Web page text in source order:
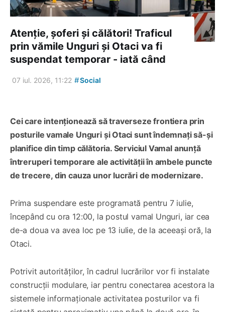
Atenție, șoferi și călători! Traficul
prin vămile Unguri și Otaci va fi
suspendat temporar - iată când
07 iul. 2026, 11:22 #Social
Cei care intenționează să traverseze frontiera prin
posturile vamale Unguri și Otaci sunt îndemnați să-și
planifice din timp călătoria. Serviciul Vamal anunță
întreruperi temporare ale activității în ambele puncte
de trecere, din cauza unor lucrări de modernizare.
Prima suspendare este programată pentru 7 iulie,
începând cu ora 12:00, la postul vamal Unguri, iar cea
de-a doua va avea loc pe 13 iulie, de la aceeași oră, la
Otaci.
Potrivit autorităților, în cadrul lucrărilor vor fi instalate
construcții modulare, iar pentru conectarea acestora la
sistemele informaționale activitatea posturilor va fi